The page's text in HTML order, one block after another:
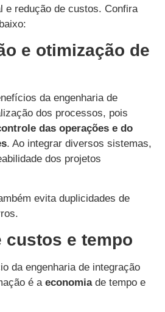
e redução de custos. Confira
e otimização de
da engenharia de
dos processos, pois
das operações e do
. Ao integrar diversos sistemas,
dos projetos
evita duplicidades de
custos e tempo
da engenharia de integração
é a economiade tempo e